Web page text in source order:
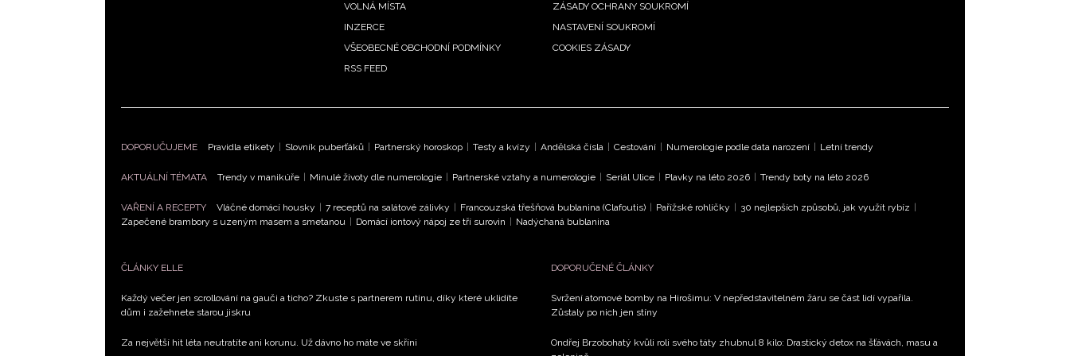
VOLNÁ MÍSTA
INZERCE
VŠEOBECNÉ OBCHODNÍ PODMÍNKY
RSS FEED
ZÁSADY OCHRANY SOUKROMÍ
NASTAVENÍ SOUKROMÍ
COOKIES ZÁSADY
DOPORUČUJEME Pravidla etikety | Slovník puberťáků | Partnerský horoskop | Testy a kvízy | Andělská čísla | Cestování | Numerologie podle data narození | Letní trendy
AKTUÁLNÍ TÉMATA Trendy v manikúře | Minulé životy dle numerologie | Partnerské vztahy a numerologie | Seriál Ulice | Plavky na léto 2026 | Trendy boty na léto 2026
VAŘENÍ A RECEPTY Vláčné domácí housky | 7 receptů na salátové zálivky | Francouzská třešňová bublanina (Clafoutis) | Pařížské rohlíčky | 30 nejlepších způsobů, jak využít rybíz |
Zapečené brambory s uzeným masem a smetanou | Domácí iontový nápoj ze tří surovin | Nadýchaná bublanina
ČLÁNKY ELLE
Každý večer jen scrollování na gauči a ticho? Zkuste s partnerem rutinu, díky které uklidíte
dům i zažehnete starou jiskru
Za největší hit léta neutratíte ani korunu. Už dávno ho máte ve skříni
DOPORUČENÉ ČLÁNKY
Svržení atomové bomby na Hirošimu: V nepředstavitelném žáru se část lidí vypařila.
Zůstaly po nich jen stíny
Ondřej Brzobohatý kvůli roli svého táty zhubnul 8 kilo: Drastický detox na šťávách, masu a